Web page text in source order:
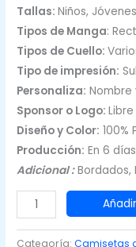
Tallas:Niños,
Tipos de Manga:
Tipos de Cuello:
Tipo de impresión:
Personaliza: Nombre
Sponsor o Logo:
Diseño y Color: 100%
Producción: En 6 días
Adicional :Bordados,
Camisetas
de
Fútbol
Categoría:Camisetas